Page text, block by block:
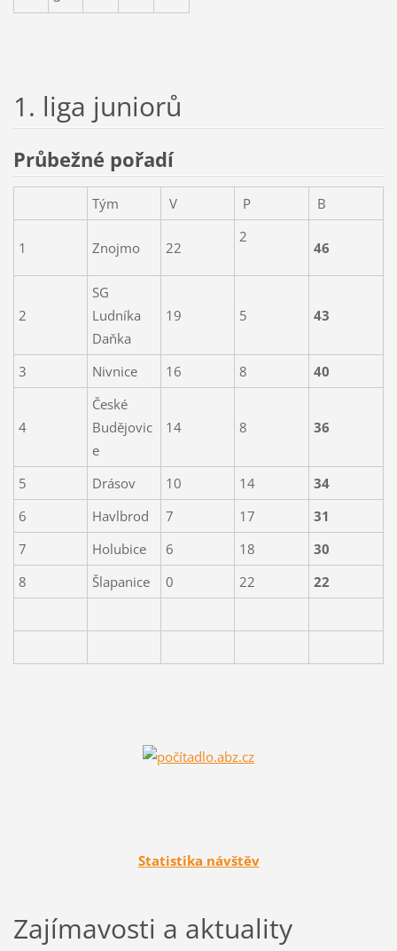
1. liga juniorů
Průbežné pořadí
Tým V P B
1 Znojmo 22
2
46
2
SG
Ludníka
Daňka
19 5 43
3 Nivnice 16 8 40
4
České
Budějovic
e
14 8 36
5 Drásov 10 14
34
6
Havlbrod 7 17
31
7
Holubice 6 18
30
8
Šlapanice 0 22 22
Statistika návštěv
Zajímavosti a aktuality